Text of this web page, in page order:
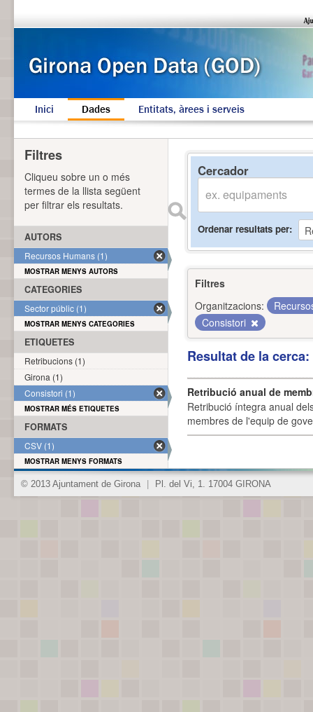
Inici Dades Entitats, àrees i serveis
Cercador
Ordenar resultats per
Filtres
Organitzacions:
Consistori
Resultat de la
Retribució anual de
Retribució íntegra anual
membres de l'equip de
Filtres
Cliqueu sobre un o més
termes de la llista següent
per filtrar els resultats.
AUTORS
Recursos Humans (1)
MOSTRAR MENYS AUTORS
CATEGORIES
Sector públic (1)
MOSTRAR MENYS CATEGORIES
ETIQUETES
Retribucions (1)
Girona (1)
Consistori (1)
MOSTRAR MÉS ETIQUETES
FORMATS
CSV (1)
MOSTRAR MENYS FORMATS
© 2013 Ajuntament de Girona Pl. del Vi, 1. 17004 GIRONA